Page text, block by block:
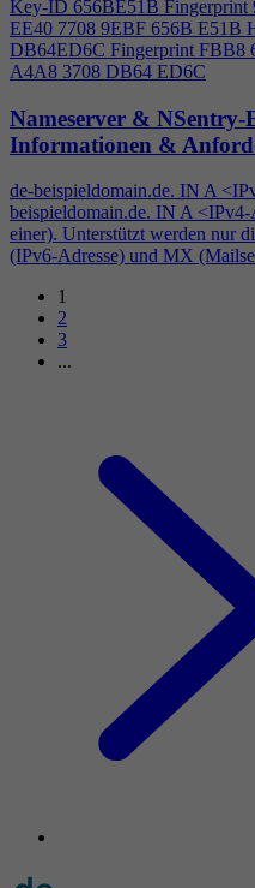
Key-ID 656BE51B Fingerprint
EE40 7708 9EBF 656B E51B
DB64ED6C Fingerprint FBB8
A4A8 3708 DB64 ED6C
Nameserver &
Informationen &
de-beispieldomain.de. IN A
beispieldomain.de. IN A <IPv4-
einer). Unterstützt werden nur
(IPv6-Adresse) und MX
1
2
3
...